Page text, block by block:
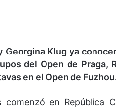
Georgina Klug ya
del Open de Praga,
en el Open de Fuzhou.
comenzó en República